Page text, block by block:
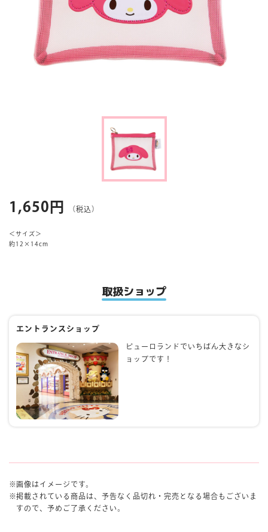
よくあるご質問
1,650円 （税込）
＜サイズ＞
約12×14cm
取扱ショップ
エントランスショップ
ピューロランドでいちばん大きなシ
ョップです！
画像はイメージです。
掲載されている商品は、予告なく品切れ・完売となる場合もございま
すので、予めご了承ください。